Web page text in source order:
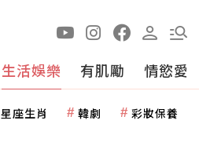
生活娛樂 有肌勵 情慾愛
星座生肖 韓劇 彩妝保養